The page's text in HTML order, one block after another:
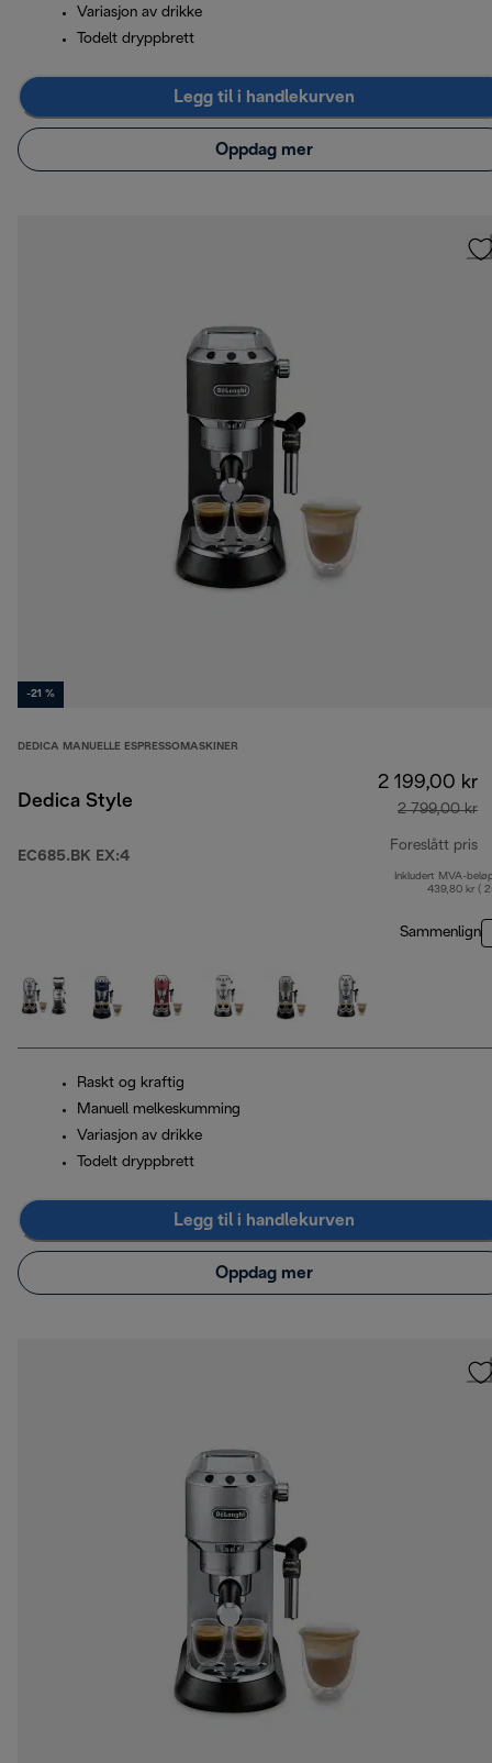
Variasjon av drikke
Todelt dryppbrett
Legg til i handlekurven
Oppdag mer
-21 %
DEDICA MANUELLE ESPRESSOMASKINER
Dedica Style
EC685.BK EX:4
2 199,00 kr
2 799,00 kr
Foreslått pris
Inkludert MVA-
439,80 kr (
Sammenlign
Raskt og kraftig
Manuell melkeskumming
Variasjon av drikke
Todelt dryppbrett
Legg til i handlekurven
Oppdag mer